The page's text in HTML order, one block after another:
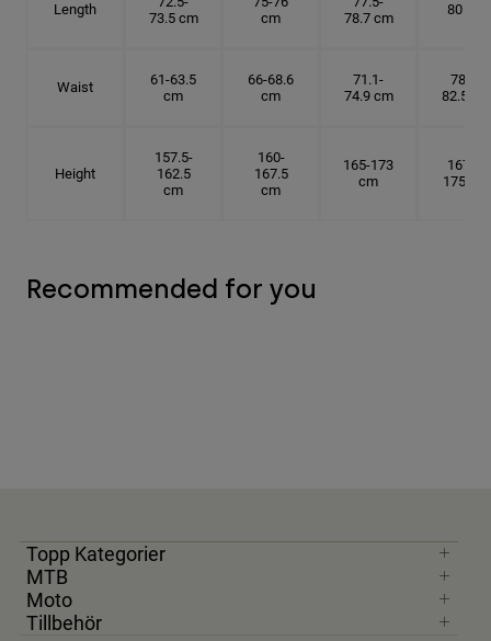
Length
73.5 cm
cm
78.7 cm
80 cm
Waist
61-63.5
cm
66-68.6
cm
71.1-
74.9 cm
78.7-
82.5 cm
Height
157.5-
162.5
cm
160-
167.5
cm
165-173
cm
167.5-
175 cm
Recommended for you
Topp Kategorier
MTB
Moto
Tillbehör